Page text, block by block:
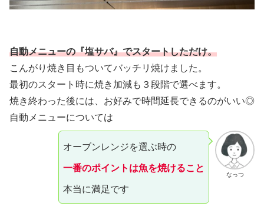
自動メニューの『塩サバ』でスタートしただけ。
こんがり焼き目もついてバッチリ焼けました。
最初のスタート時に焼き加減も３段階で選べます。
焼き終わった後には、お好みで時間延長できるのがいい◎
自動メニューについては
なっつ
オーブンレンジを選ぶ時の
一番のポイントは魚を焼けること
本当に満足です